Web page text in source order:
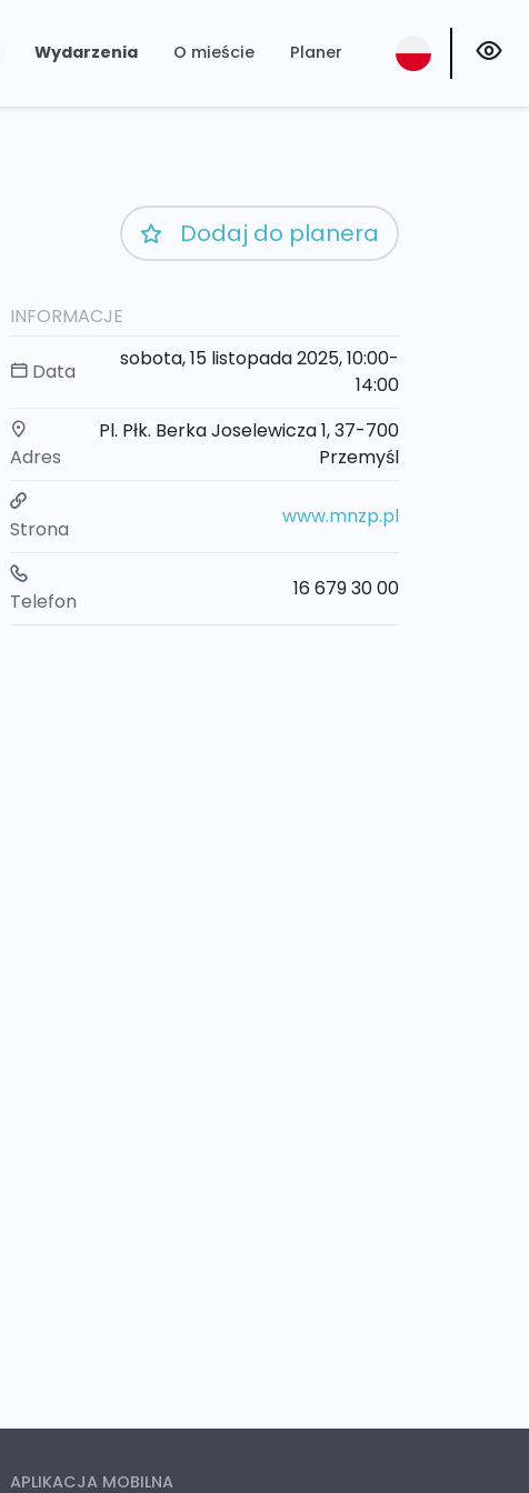
Wydarzenia O mieście Planer
Dodaj do planera
INFORMACJE
Data
sobota, 15 listopada 2025, 10:00-
14:00
Adres
Pl. Płk. Berka Joselewicza 1, 37-700
Przemyśl
Strona
www.mnzp.pl
Telefon
16 679 30 00
APLIKACJA MOBILNA